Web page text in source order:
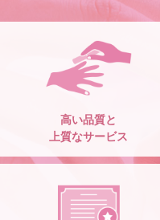
高い品質と
上質なサービス